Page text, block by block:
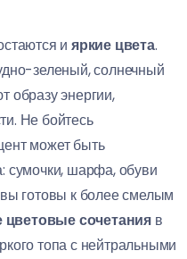
и яркие цвета.
зеленый, солнечный
образу энергии,
Не бойтесь
может быть
сумочки, шарфа, обуви
готовы к более смелым
сочетания в
топа с нейтральными